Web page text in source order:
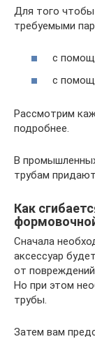
Для того
требуемыми
с
с
Рассмотрим
подробнее.
В
трубам
Как
Сначала
аксессуар
от
Но при этом
трубы.
Затем вам